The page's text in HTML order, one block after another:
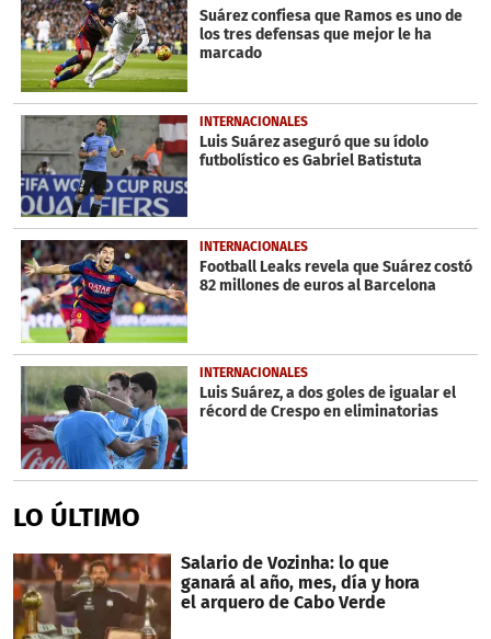
minutes,
4
seconds
Suárez confiesa que Ramos es uno de
los tres defensas que mejor le ha
marcado
INTERNACIONALES
Luis Suárez aseguró que su ídolo
futbolístico es Gabriel Batistuta
INTERNACIONALES
Football Leaks revela que Suárez costó
82 millones de euros al Barcelona
INTERNACIONALES
Luis Suárez, a dos goles de igualar el
récord de Crespo en eliminatorias
LO ÚLTIMO
Salario de Vozinha: lo que
ganará al año, mes, día y hora
el arquero de Cabo Verde